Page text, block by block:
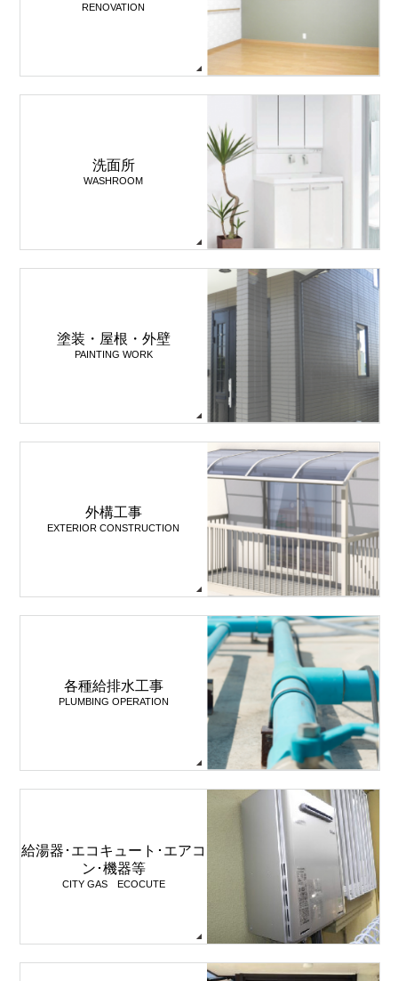
RENOVATION
洗面所
WASHROOM
塗装・屋根・外壁
PAINTING WORK
外構工事
EXTERIOR CONSTRUCTION
各種給排水工事
PLUMBING OPERATION
給湯器･エコキュート･エアコ
ン･機器等
CITY GAS ECOCUTE